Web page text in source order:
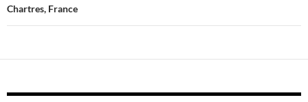
Chartres, France